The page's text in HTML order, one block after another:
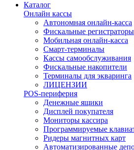
Каталог
Онлайн кассы
Автономная онлайн-касса
Фискальные регистраторы
Мобильная онлайн-касса
Смарт-терминалы
Кассы самообслуживания
Фискальные накопители
Терминалы для экваринга
ЛИЦЕНЗИИ
POS-периферия
Денежные ящики
Дисплей покупателя
Мониторы кассира
Программируемые
Ридеры магнитных карт
Автоматизированные